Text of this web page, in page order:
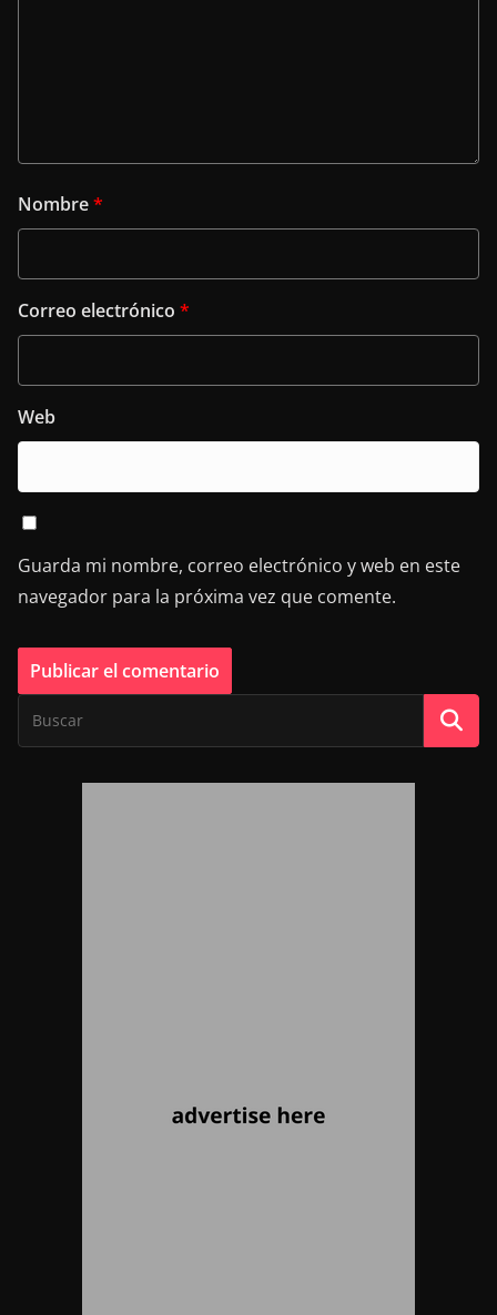
Nombre*
Correo electrónico *
Web
Guarda mi nombre, correo electrónico y web en este
navegador para la próxima vez que comente.